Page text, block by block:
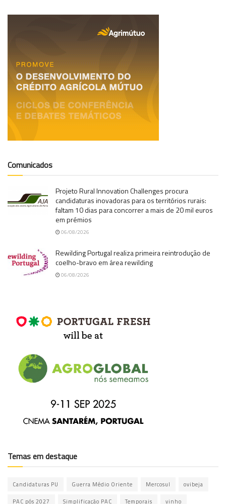
Comunicados
Projeto Rural Innovation Challenges procura
candidaturas inovadoras para os territórios rurais:
faltam 10 dias para concorrer a mais de 20 mil euros
em prémios
06/08/2026
Rewilding Portugal realiza primeira reintrodução de
coelho-bravo em área rewilding
06/08/2026
Temas em destaque
Candidaturas PU Guerra Médio Oriente Mercosul ovibeja
PAC pós 2027 Simplificação PAC Temporais vinho